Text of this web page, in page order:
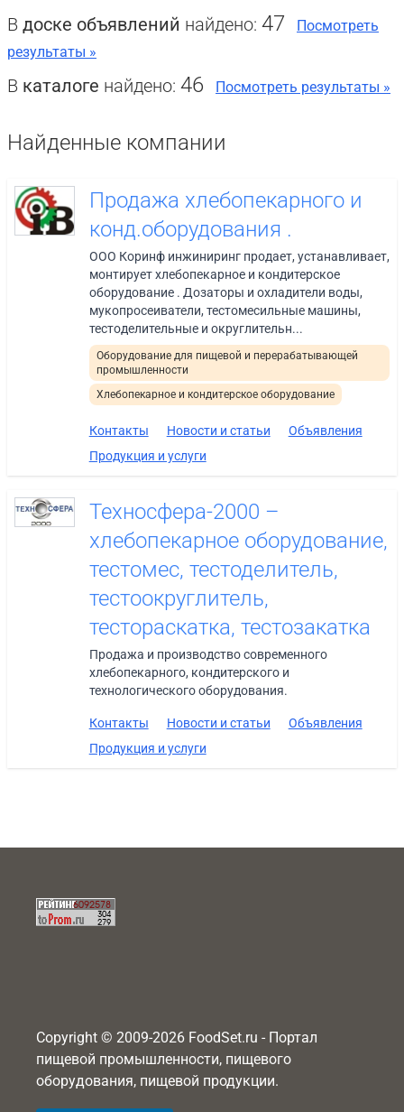
В доске объявлений найдено: 47
Посмотреть
результаты »
В каталоге найдено: 46 Посмотреть результаты »
Найденные компании
Продажа хлебопекарного и
конд.оборудования .
ООО Коринф инжиниринг продает, устанавливает,
монтирует хлебопекарное и кондитерское
оборудование . Дозаторы и охладители воды,
мукопросеиватели, тестомесильные машины,
тестоделительные и округлительн...
Оборудование для пищевой и перерабатывающей
промышленности
Хлебопекарное и кондитерское оборудование
Контакты Новости и статьи
Объявления
Продукция и услуги
Техносфера-2000 –
хлебопекарное оборудование,
тестомес, тестоделитель,
тестоокруглитель,
тестораскатка, тестозакатка
Продажа и производство современного
хлебопекарного, кондитерского и
технологического оборудования.
Контакты Новости и статьи
Объявления
Продукция и услуги
Copyright © 2009-2026 FoodSet.ru - Портал
пищевой промышленности, пищевого
оборудования, пищевой продукции.